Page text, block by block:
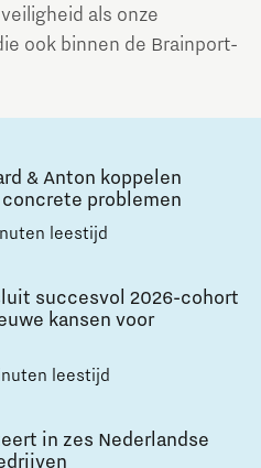
als onze
ook binnen de Brainport-
& Anton koppelen
problemen
leestijd
succesvol 2026-cohort
kansen voor
leestijd
in zes Nederlandse